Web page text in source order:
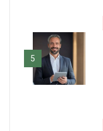
5